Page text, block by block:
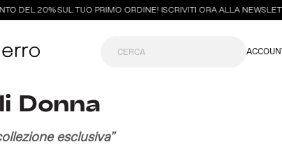
DEL 20% SUL TUO PRIMO ORDINE! ISCRIVITI ORA ALLA
Donna
esclusiva"